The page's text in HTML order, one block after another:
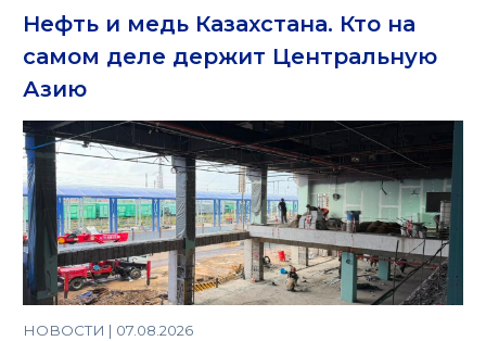
Нефть и медь Казахстана. Кто на
самом деле держит Центральную
Азию
НОВОСТИ | 07.08.2026